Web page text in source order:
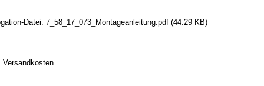
Datei:7_58_17_073_Montageanleitung.pdf (44.29 KB)
Versandkosten